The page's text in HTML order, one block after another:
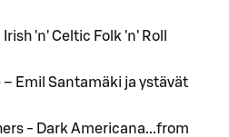
'n' Celtic Folk 'n' Roll
– Emil Santamäki ja ystävät
- Dark Americana...from